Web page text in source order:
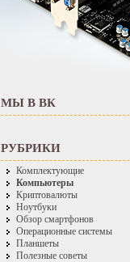
МЫ В ВК
РУБРИКИ
Комплектующие
Компьютеры
Криптовалюты
Ноутбуки
Обзор смартфонов
Операционные системы
Планшеты
Полезные советы